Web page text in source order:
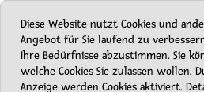
Diese Website nutzt Cookies und
Angebot für Sie laufend zu
Ihre Bedürfnisse abzustimmen. Sie
welche Cookies Sie zulassen wollen.
Anzeige werden Cookies aktiviert.